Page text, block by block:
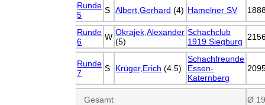
Runde
5
S Albert,Gerhard (4) Hamelner SV
Runde
6
W Okrajek,Alexander
(5)
Schachclub
1919 Siegburg
Runde
7
S Krüger,Erich (4.5)
Schachfreunde
Essen-
Katernberg
Gesamt Ø